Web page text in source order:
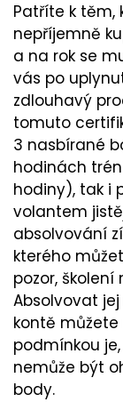
Patříte k těm,
nepříjemně
a na rok se
vás po
zdlouhavý
tomuto
3 nasbírané
hodinách
hodiny), tak i
volantem
absolvování
kterého
pozor,
Absolvovat
kontě
podmínkou
nemůže být
body.